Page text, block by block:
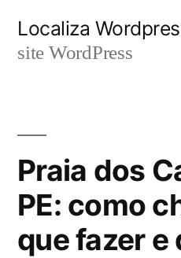
para
Localiza
site WordPress
Praia dos
PE: como
que fazer e